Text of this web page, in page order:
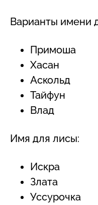
Варианты имени
Примоша
Хасан
Аскольд
Тайфун
Влад
Имя для лисы:
Искра
Злата
Уссурочка